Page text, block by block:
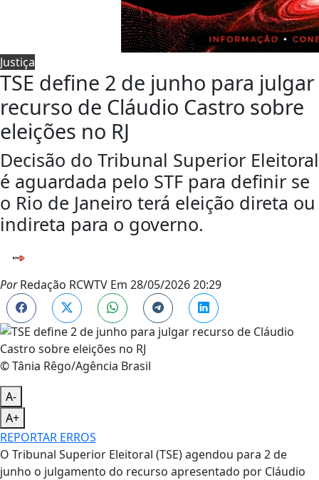
Justiça
TSE define 2 de junho para julgar
recurso de Cláudio Castro sobre
eleições no RJ
Decisão do Tribunal Superior Eleitoral
é aguardada pelo STF para definir se
o Rio de Janeiro terá eleição direta ou
indireta para o governo.
PorRedação RCWTV Em 28/05/2026 20:29
© Tânia Rêgo/Agência Brasil
A-
A+
REPORTAR ERROS
O Tribunal Superior Eleitoral (TSE) agendou para 2 de
junho o julgamento do recurso apresentado por Cláudio